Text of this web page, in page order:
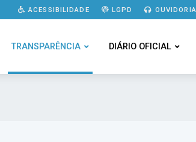
ACESSIBILIDADE LGPD OUVIDORIA
TRANSPARÊNCIA DIÁRIO OFICIAL